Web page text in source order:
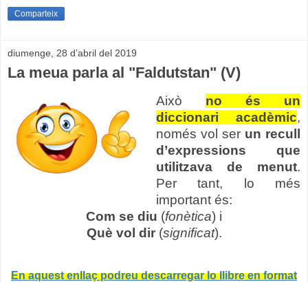
Comparteix
diumenge, 28 d’abril del 2019
La meua parla al "Faldutstan" (V)
Això no és un
diccionari acadèmic,
només vol ser un recull
d’expressions que
utilitzava de menut.
Per tant, lo més
important és:
Com se diu (fonètica) i
Què vol dir(significat).
En aquest enllaç podreu descarregar lo llibre en format